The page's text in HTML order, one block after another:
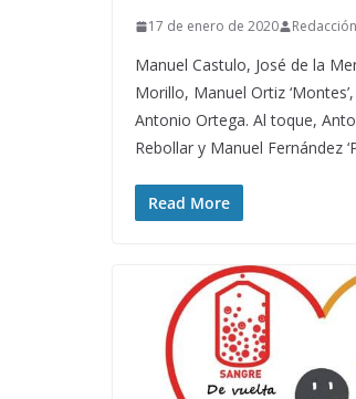
17 de enero de 2020
Manuel Castulo, José de la
Morillo, Manuel Ortiz
Antonio Ortega. Al toque,
Rebollar y Manuel Fernández
Read More